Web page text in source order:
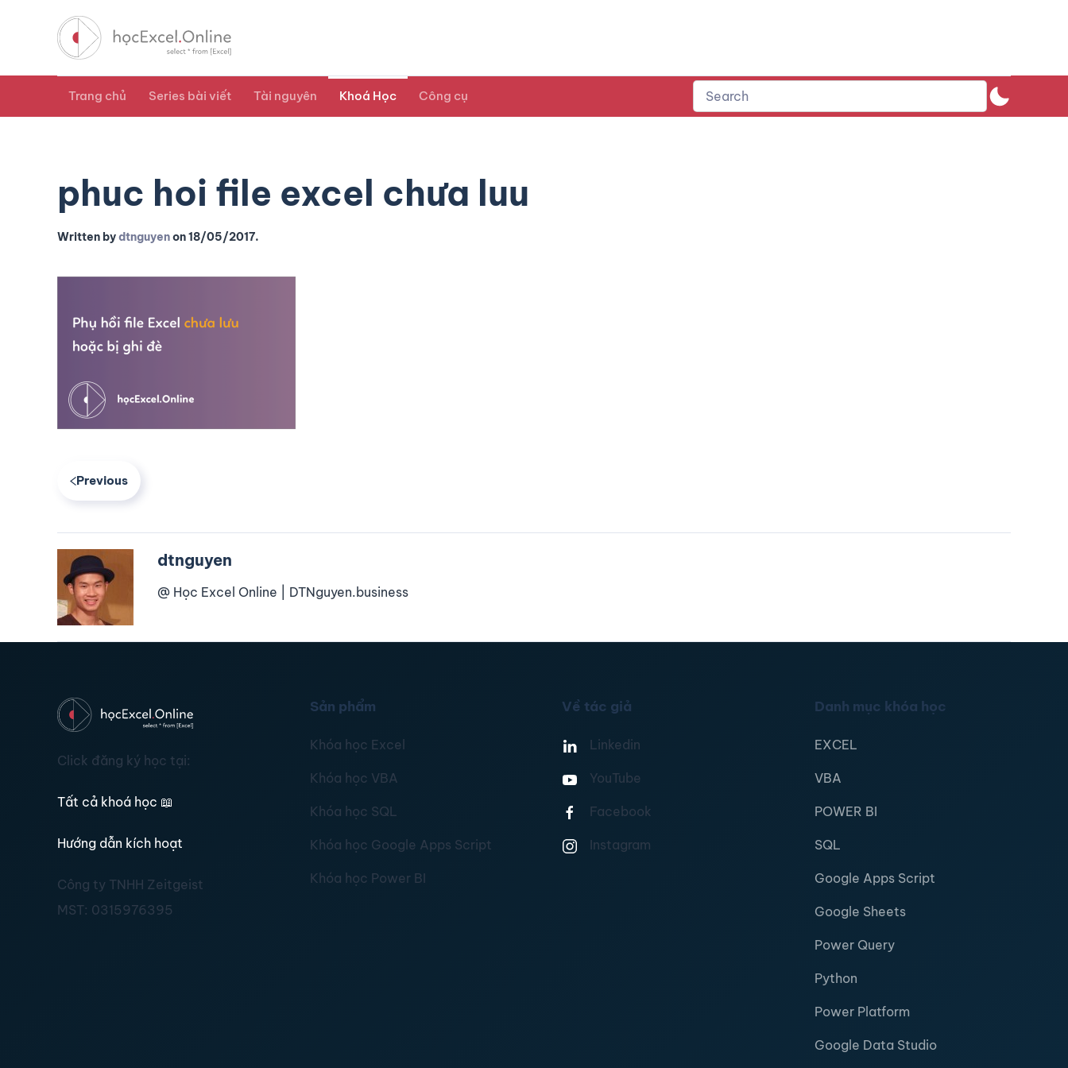
Trang chủ Series bài viết Tài nguyên Khoá Học Công cụ
phuc hoi file excel chưa luu
Written bydtnguyenon18/05/2017.
Previous
dtnguyen
@ Học Excel Online | DTNguyen.business
Click đăng ký học tại:
Tất cả khoá học 📖
Hướng dẫn kích hoạt
Công ty TNHH Zeitgeist
MST: 0315976395
Sản phẩm
Khóa học Excel
Khóa học VBA
Khóa học SQL
Khóa học Google Apps Script
Khóa học Power BI
Về tác giả
Linkedin
YouTube
Facebook
Instagram
Danh mục khóa học
EXCEL
VBA
POWER BI
SQL
Google Apps Script
Google Sheets
Power Query
Python
Power Platform
Google Data Studio